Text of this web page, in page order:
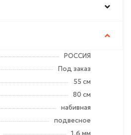
РОССИЯ
Под заказ
55 см
80 см
набивная
подвесное
1,6 мм